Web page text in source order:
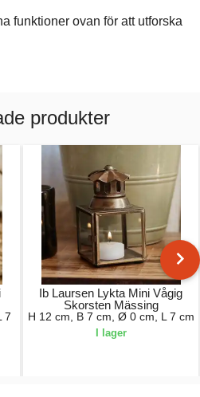
funktioner ovan för att utforska
produkter
7
Ib Laursen Lykta Mini Vågig
Skorsten Mässing
H 12 cm, B 7 cm, Ø 0 cm, L 7 cm
I lager